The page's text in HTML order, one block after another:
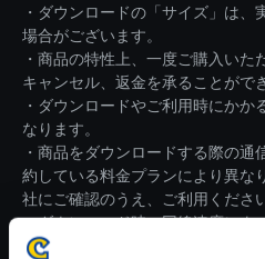
・ダウンロードの「サイズ」は、
場合がございます。
・商品の特性上、一度ご購入い
キャンセル、返金を承ることがで
・ダウンロードやご利用時にかか
なります。
・商品をダウンロードする際の
約している料金プランにより異な
社にご確認のうえ、ご利用くださ
・ダウンロード時、回線速度によ
がかかる場合がございます。